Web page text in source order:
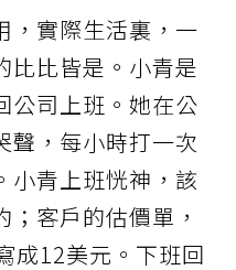
，實際生活裏，一
比比皆是。小青是
公司上班。她在公
聲，每小時打一次
小青上班恍神，該
客戶的估價單，
成12美元。下班回